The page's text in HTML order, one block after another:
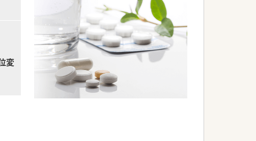
なり、レジ打ちなどはございません。
健康セミナーを年間130回以上開催していま
剤併設店でも18時半～19時までには帰宅でき
す。
変